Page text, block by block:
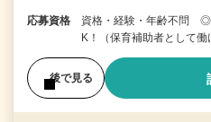
応募資格
資格・経験・年齢不問 ◎
K！（保育補助者として
後で見る